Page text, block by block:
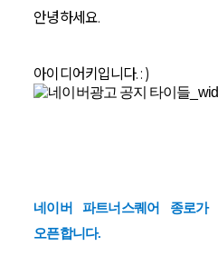
안녕하세요.
아이디어키입니다. : )
네이버 파트너스퀘어 종로가
오픈합니다.